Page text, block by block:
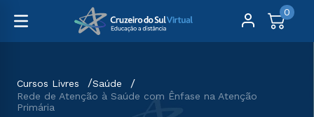
0
Cursos Livres
Saúde
Rede de Atenção à Saúde com Ênfase na Atenção
Primária